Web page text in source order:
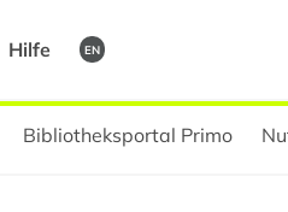
Hilfe EN
Bibliotheksportal Primo